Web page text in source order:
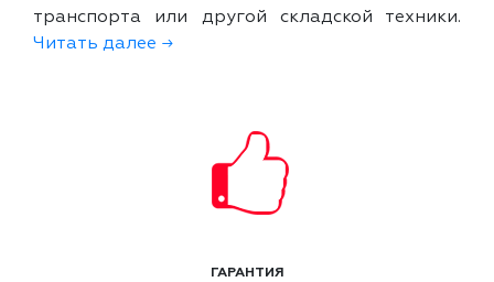
транспорта или другой складской техники.
Читать далее →
ГАРАНТИЯ